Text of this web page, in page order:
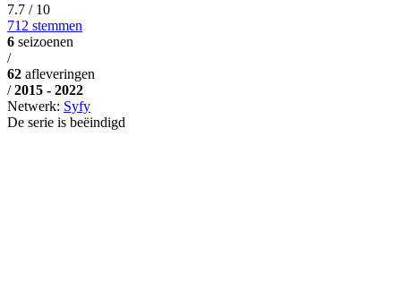
7.7 / 10
712 stemmen
6 seizoenen
/
62 afleveringen
/ 2015 - 2022
Netwerk: Syfy
De serie is beëindigd